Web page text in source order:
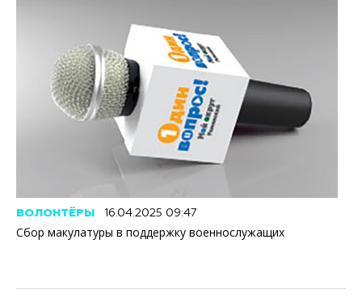
ВОЛОНТЁРЫ 16.04.2025 09:47
Сбор макулатуры в поддержку военнослужащих